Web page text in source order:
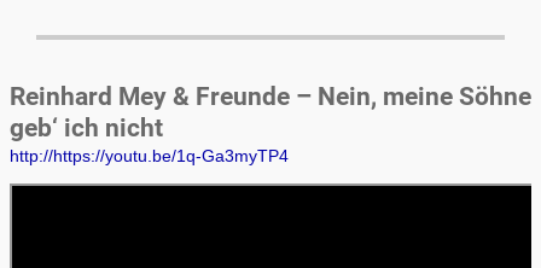
Reinhard Mey & Freunde – Nein, meine Söhne
geb‘ ich nicht
http://https://youtu.be/1q-Ga3myTP4